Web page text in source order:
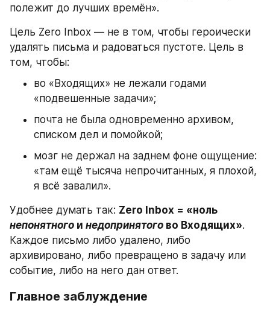
полежит до лучших времён».
Цель Zero Inbox — не в том, чтобы героически
удалять письма и радоваться пустоте. Цель в
том, чтобы:
во «Входящих» не лежали годами
«подвешенные задачи»;
почта не была одновременно архивом,
списком дел и помойкой;
мозг не держал на заднем фоне ощущение:
«там ещё тысяча непрочитанных, я плохой,
я всё завалил».
Удобнее думать так:
непонятного и недопринятого во Входящих».
Каждое письмо либо удалено, либо
архивировано, либо превращено в задачу или
событие, либо на него дан ответ.
Главное заблуждение